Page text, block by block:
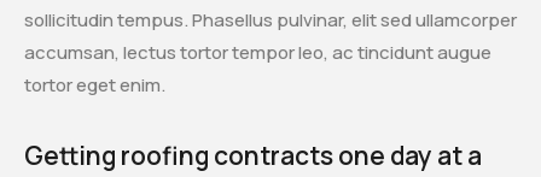
sollicitudin tempus. Phasellus pulvinar, elit sed ullamcorper
accumsan, lectus tortor tempor leo, ac tincidunt augue
tortor eget enim.
Getting roofing contracts one day at a